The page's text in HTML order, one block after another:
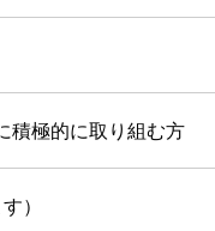
積極的に取り組む方
）